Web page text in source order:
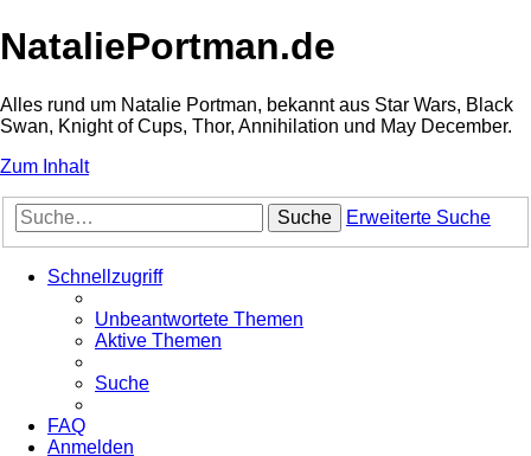
NataliePortman.de
Alles rund um Natalie Portman, bekannt aus Star Wars, Black
Swan, Knight of Cups, Thor, Annihilation und May December.
Zum Inhalt
Suche Erweiterte Suche
Schnellzugriff
Unbeantwortete Themen
Aktive Themen
Suche
FAQ
Anmelden